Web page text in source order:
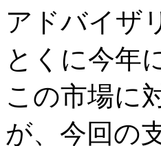
アドバイザ
とくに今年
この市場に
が、今回の